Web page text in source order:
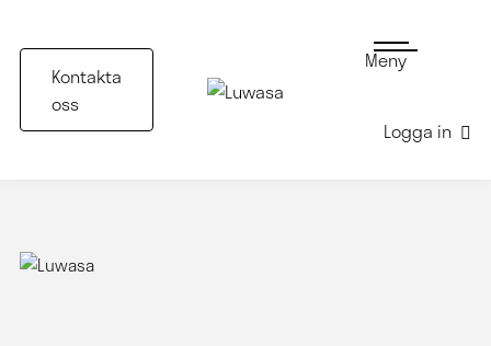
Kontakta
oss
Meny
Logga in
Kontorskorridor med grå amplar samt murgröna